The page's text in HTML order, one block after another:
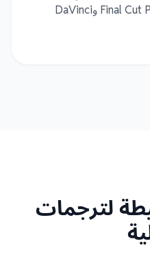
Adobe Premiere Pro وFinal Cut Pro وDaVinci
لترجمات